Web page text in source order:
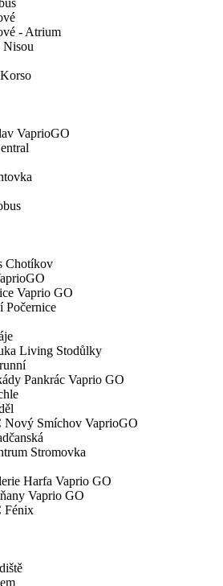
- Atrium
Nisou
VaprioGO
Chotíkov
Vaprio GO
Počernice
Living Stodůlky
Pankrác Vaprio GO
Nový Smíchov VaprioGO
Stromovka
Harfa Vaprio GO
Vaprio GO
Fénix